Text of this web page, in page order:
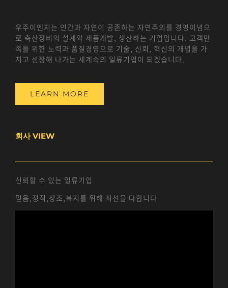
우주이엔지는 인간과 자연이 공존하는 자연주의를 경영이념으
로 축산장비의 설계와 제품개발, 생산하는 기업입니다. 고객만
족을 위한 노력과 품질경영으로 기술, 신뢰, 혁신의 개념을 가
지고 성장해 나가는 세계속의 일류기업이 되겠습니다.
LEARN MORE
회사 VIEW
신뢰할 수 있는 일류기업
믿음,정직,창조,복지를 위해 최선을 다합니다